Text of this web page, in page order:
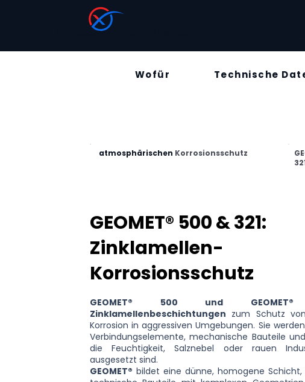
XTREM-BESCHICHTUNGEN
Wofür Technische
atmosphärischen Korrosionsschutz
GEOMET® 500 & 321:
Zinklamellen-
Korrosionsschutz
GEOMET® 500 und
Zinklamellenbeschichtungen zum Schutz
Korrosion in aggressiven Umgebungen. Sie
Verbindungselemente, mechanische Bauteile
die Feuchtigkeit, Salznebel oder rauen
ausgesetzt sind.
GEOMET® bildet eine dünne, homogene